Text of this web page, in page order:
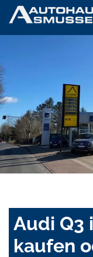
Audi Q3
kaufen